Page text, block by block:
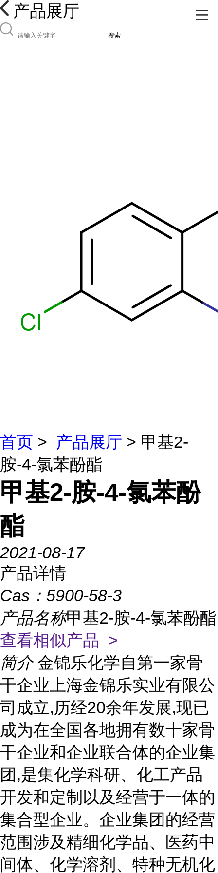
产品展厅
搜索
首页 > 产品展厅 > 甲基2-
胺-4-氯苯酚酯
甲基2-胺-4-氯苯酚
酯
2021-08-17
产品详情
Cas： 5900-58-3
产品名称甲基2-胺-4-氯苯酚酯
查看相似产品 >
简介 金锦乐化学自第一家骨
干企业上海金锦乐实业有限公
司成立,历经20余年发展,现已
成为在全国各地拥有数十家骨
干企业和企业联合体的企业集
团,是集化学科研、化工产品
开发和定制以及经营于一体的
集合型企业。企业集团的经营
范围涉及精细化学品、医药中
间体、化学溶剂、特种无机化